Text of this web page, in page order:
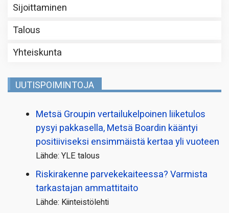
Sijoittaminen
Talous
Yhteiskunta
UUTISPOIMINTOJA
Metsä Groupin vertailu­kelpoinen liiketulos
pysyi pakkasella, Metsä Boardin kääntyi
positiiviseksi ensimmäistä kertaa yli vuoteen
Lähde: YLE talous
Riskirakenne parvekekaiteessa? Varmista
tarkastajan ammattitaito
Lähde: Kiinteistölehti